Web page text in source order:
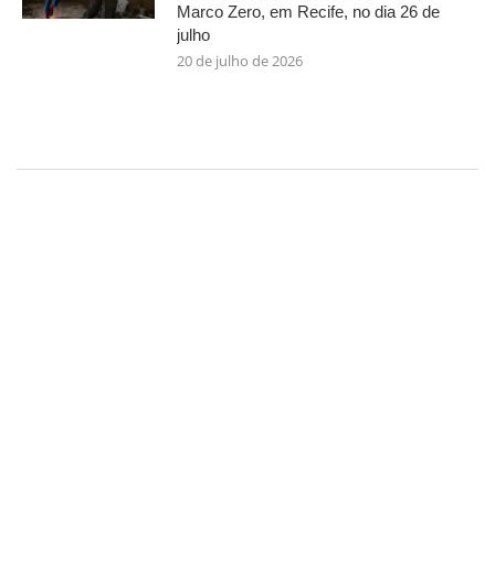
Marco Zero, em Recife, no dia 26 de
julho
20 de julho de 2026